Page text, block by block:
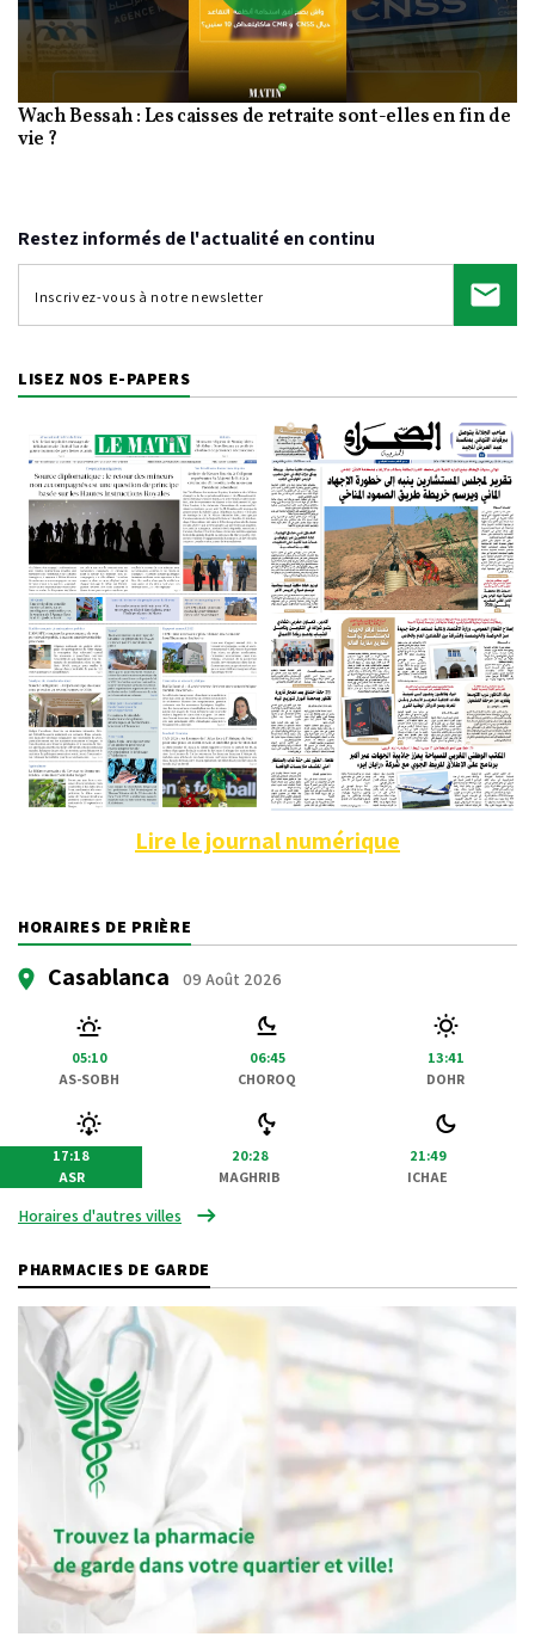
Play
Video
Wach Bessah : Les caisses de retraite sont-elles en fin de
vie ?
Restez informés de l'actualité en continu
LISEZ NOS E-PAPERS
Lire le journal numérique
HORAIRES DE PRIÈRE
Casablanca 09 Août 2026
05:10
AS-SOBH
06:45
CHOROQ
13:41
DOHR
17:18
ASR
20:28
MAGHRIB
21:49
ICHAE
Horaires d'autres villes
PHARMACIES DE GARDE